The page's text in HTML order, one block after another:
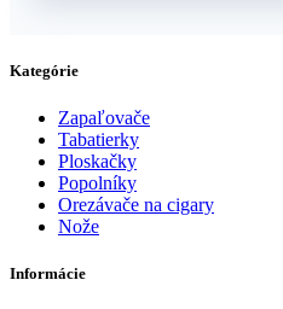
Kategórie
Zapaľovače
Tabatierky
Ploskačky
Popolníky
Orezávače na cigary
Nože
Informácie